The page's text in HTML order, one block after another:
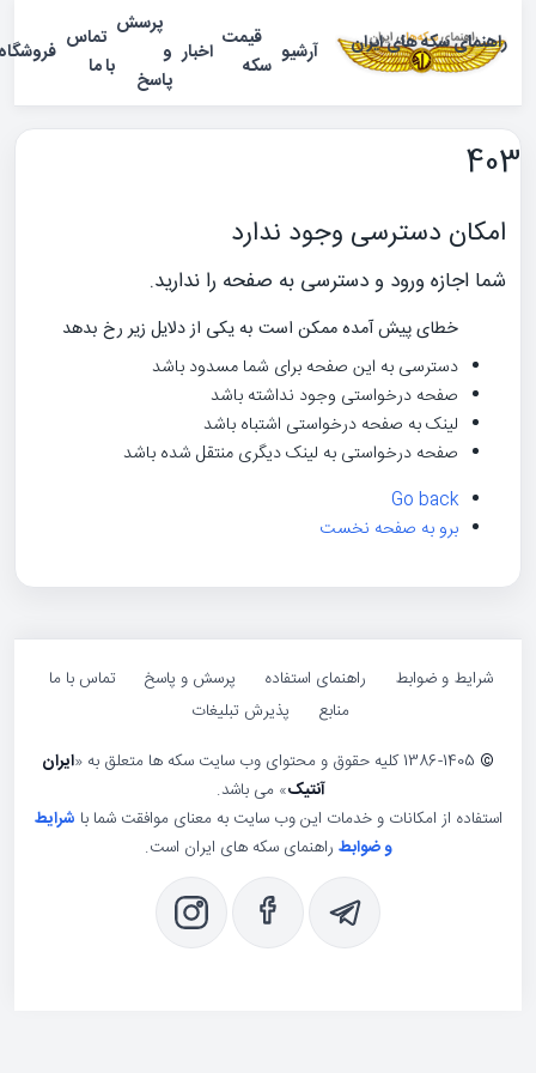
سکه های ایران آرشیو
قیمت
سکه
اخبار
تماس
با ما
فروشگاه منو
دسترسی وجود ندارد
اجازه ورود و دسترسی به صفحه را ندارید.
خطای پیش آمده ممکن است به یکی از دلایل زیر رخ بدهد
دسترسی به این صفحه برای شما مسدود باشد
صفحه درخواستی وجود نداشته باشد
لینک به صفحه درخواستی اشتباه باشد
صفحه درخواستی به لینک دیگری منتقل شده باشد
Go back
برو به صفحه نخست
و ضوابط راهنمای استفاده پرسش و پاسخ
تماس با ما
پذیرش تبلیغات
ایران
» می باشد.
از امکانات و خدمات این وب سایت به معنای موافقت شما باشرایط
و ضوابطراهنمای سکه های ایران است.